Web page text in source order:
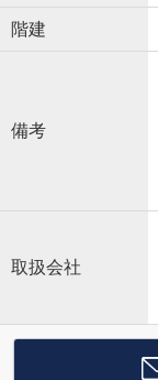
階建
備考
取扱会社